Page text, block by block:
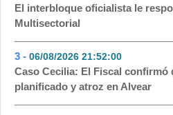
El interbloque oficialista le
Multisectorial
3 - 06/08/2026 21:52:00
Caso Cecilia: El Fiscal confirmó
planificado y atroz en Alvear